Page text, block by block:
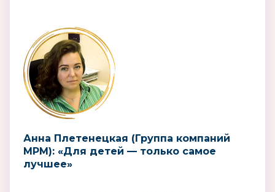
Анна Плетенецкая (Группа компаний
MPM): «Для детей — только самое
лучшее»